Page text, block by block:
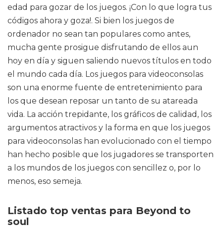
edad para gozar de los juegos. ¡Con lo que logra tus
códigos ahora y goza!. Si bien los juegos de
ordenador no sean tan populares como antes,
mucha gente prosigue disfrutando de ellos aun
hoy en día y siguen saliendo nuevos títulos en todo
el mundo cada día. Los juegos para videoconsolas
son una enorme fuente de entretenimiento para
los que desean reposar un tanto de su atareada
vida. La acción trepidante, los gráficos de calidad, los
argumentos atractivos y la forma en que los juegos
para videoconsolas han evolucionado con el tiempo
han hecho posible que los jugadores se transporten
a los mundos de los juegos con sencillez o, por lo
menos, eso semeja.
Listado top ventas para Beyond to
soul